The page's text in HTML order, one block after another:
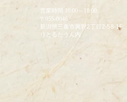
営業時間 10:00～18:00
〒955-0046
新潟県三条市興野2丁目2-58-1F
りとるたうん内